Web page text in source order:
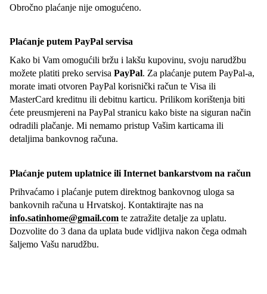
Obročno plaćanje nije omogućeno.
Plaćanje putem PayPal servisa
Kako bi Vam omogućili bržu i lakšu kupovinu, svoju narudžbu
možete platiti preko servisa PayPal. Za plaćanje putem PayPal-a,
morate imati otvoren PayPal korisnički račun te Visa ili
MasterCard kreditnu ili debitnu karticu. Prilikom korištenja biti
ćete preusmjereni na PayPal stranicu kako biste na siguran način
odradili plačanje. Mi nemamo pristup Vašim karticama ili
detaljima bankovnog računa.
Plaćanje putem uplatnice ili Internet bankarstvom na račun
Prihvaćamo i plaćanje putem direktnog bankovnog uloga sa
bankovnih računa u Hrvatskoj. Kontaktirajte nas na
info.satinhome@gmail.com te zatražite detalje za uplatu.
Dozvolite do 3 dana da uplata bude vidljiva nakon čega odmah
šaljemo Vašu narudžbu.